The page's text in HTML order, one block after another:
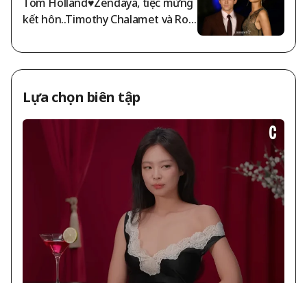
kết hôn..Timothy Chalamet và Rob
đề sao thế giới]
Lựa chọn biên tập